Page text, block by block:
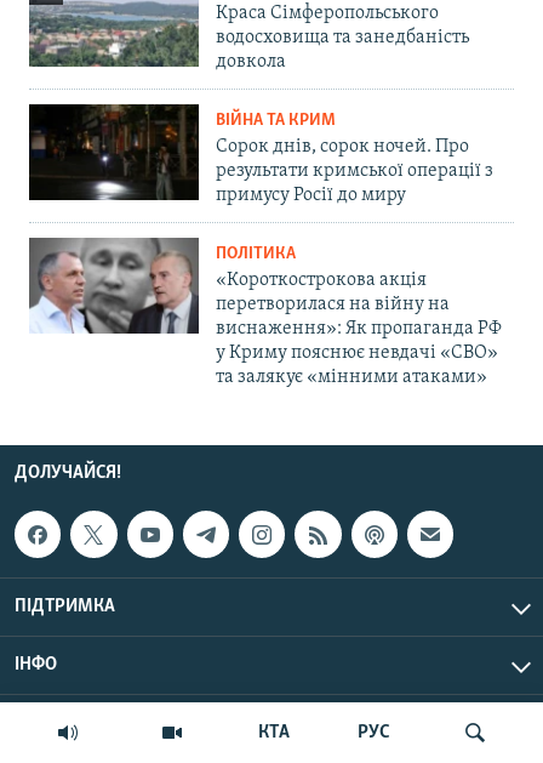
КТА РУС
Краса Сімферопольського
водосховища та занедбаність
довкола
ВІЙНА ТА КРИМ
Сорок днів, сорок ночей. Про
результати кримської операції з
примусу Росії до миру
ПОЛІТИКА
«Короткострокова акція
перетворилася на війну на
виснаження»: Як пропаганда РФ
у Криму пояснює невдачі «СВО»
та залякує «мінними атаками»
ДОЛУЧАЙСЯ!
ПІДТРИМКА
ІНФО
© Крим.Реалії, 2026 | Усі права застережено.